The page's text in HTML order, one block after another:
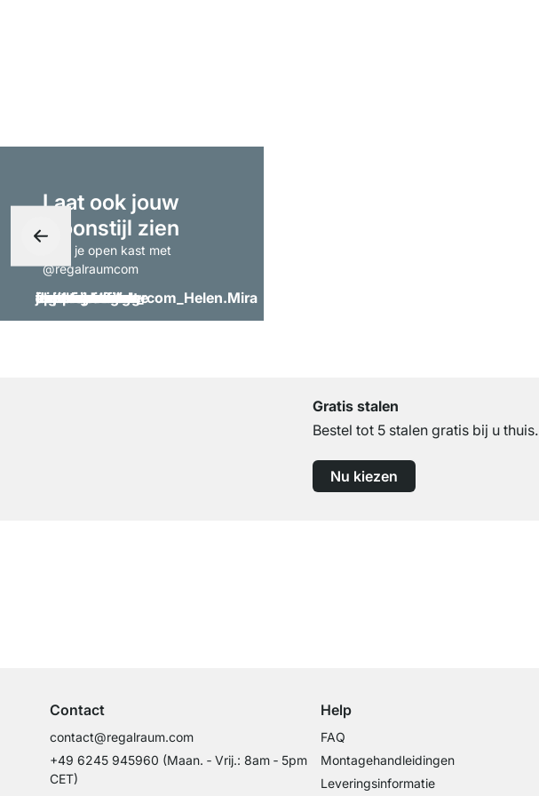
Laat ook jouw
woonstijl zien
- tag je open kast met
@regalraumcom
Gratis stalen
Bestel tot 5 stalen gratis bij u thuis.
Nu kiezen
Contact
contact@regalraum.com
+49 6245 945960 (Maan. ‑ Vrij.: 8am ‑ 5pm
CET)
Help
FAQ
Montagehandleidingen
Leveringsinformatie